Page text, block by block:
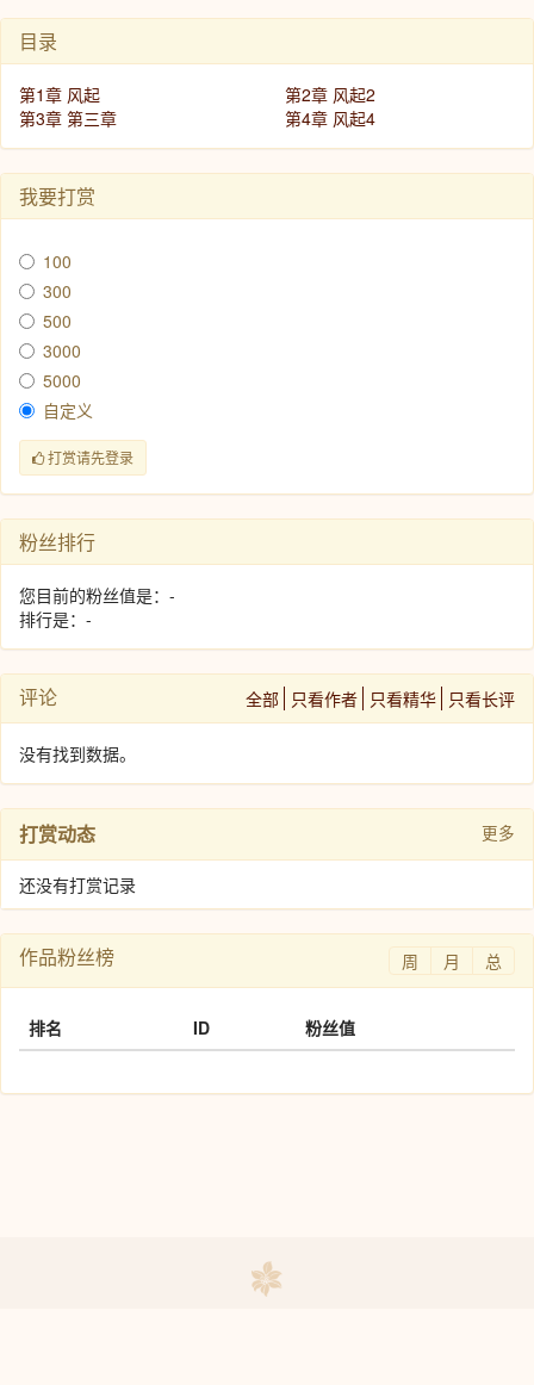
目录
第1章 风起
第2章 风起2
第3章 第三章
第4章 风起4
我要打赏
100
300
500
3000
5000
自定义
打赏请先登录
粉丝排行
您目前的粉丝值是：-
排行是：-
评论 全部 只看作者 只看精华 只看长评
没有找到数据。
打赏动态 更多
还没有打赏记录
作品粉丝榜 周 月 总
排名 ID 粉丝值